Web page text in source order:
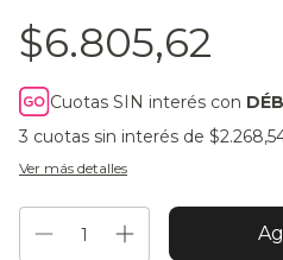
$6.805,62
Cuotas SIN interés con
3 cuotas sin interés de
Ver más detalles